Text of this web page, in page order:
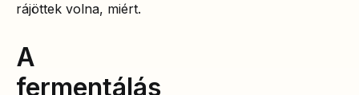
rájöttek volna, miért.
A
fermentálás